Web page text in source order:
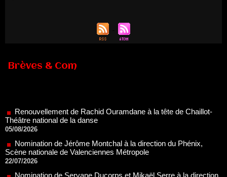
Brèves & Com
05/08/2026
Nomination de Jérôme Montchal à la direction du Phénix,
Scène nationale de Valenciennes Métropole
22/07/2026
Nomination de Servane Ducorps et Mikaël Serre à la direction
de la Comédie de Colmar - Centre Dramatique National Grand
Est Alsace